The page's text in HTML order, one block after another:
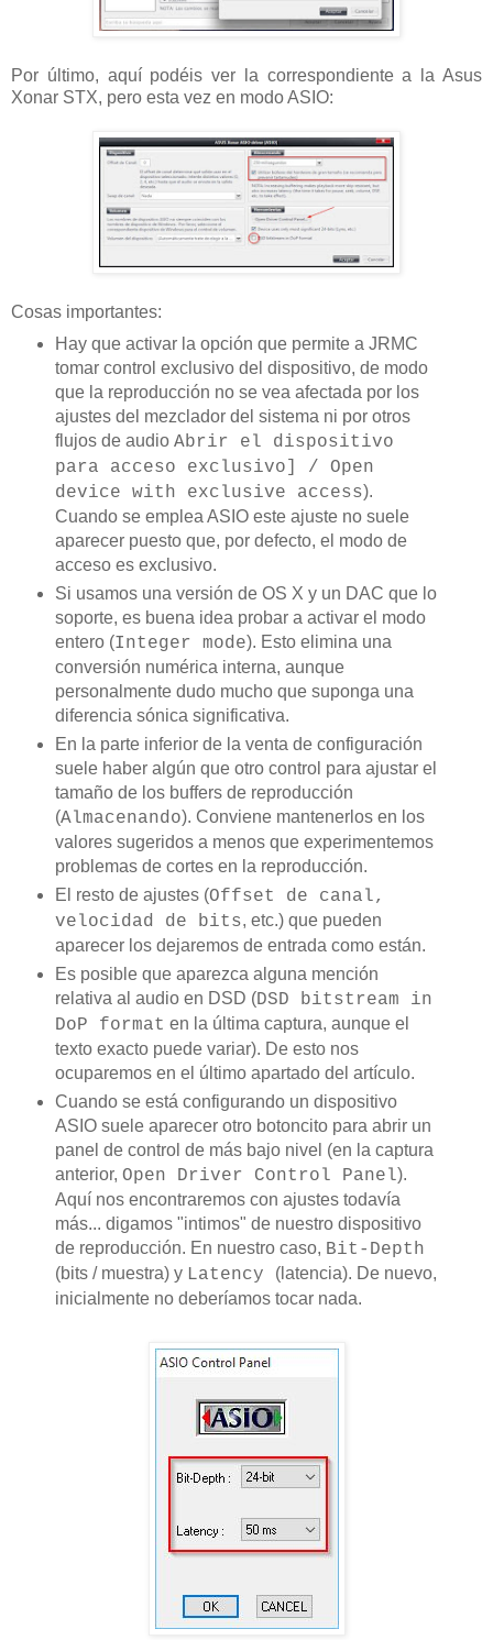
Por último, aquí podéis ver la correspondiente a la Asus
Xonar STX, pero esta vez en modo ASIO:
Cosas importantes:
Hay que activar la opción que permite a JRMC
tomar control exclusivo del dispositivo, de modo
que la reproducción no se vea afectada por los
ajustes del mezclador del sistema ni por otros
flujos de audio Abrir el dispositivo
para acceso exclusivo] / Open
device with exclusive access).
Cuando se emplea ASIO este ajuste no suele
aparecer puesto que, por defecto, el modo de
acceso es exclusivo.
Si usamos una versión de OS X y un DAC que lo
soporte, es buena idea probar a activar el modo
entero (Integer mode). Esto elimina una
conversión numérica interna, aunque
personalmente dudo mucho que suponga una
diferencia sónica significativa.
En la parte inferior de la venta de configuración
suele haber algún que otro control para ajustar el
tamaño de los buffers de reproducción
(Almacenando). Conviene mantenerlos en los
valores sugeridos a menos que experimentemos
problemas de cortes en la reproducción.
El resto de ajustes (Offset de canal,
velocidad de bits, etc.) que pueden
aparecer los dejaremos de entrada como están.
Es posible que aparezca alguna mención
relativa al audio en DSD (DSD bitstream in
DoP format en la última captura, aunque el
texto exacto puede variar). De esto nos
ocuparemos en el último apartado del artículo.
Cuando se está configurando un dispositivo
ASIO suele aparecer otro botoncito para abrir un
panel de control de más bajo nivel (en la captura
anterior, Open Driver Control Panel).
Aquí nos encontraremos con ajustes todavía
más... digamos "intimos" de nuestro dispositivo
de reproducción. En nuestro caso, Bit-Depth
(bits / muestra) y Latency
(latencia). De nuevo,
inicialmente no deberíamos tocar nada.